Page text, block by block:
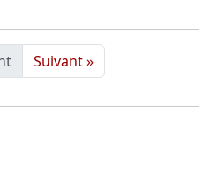
Suivant »